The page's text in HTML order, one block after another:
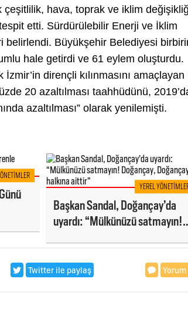
çeşitlilik, hava, toprak ve iklim
etti. Sürdürülebilir Enerji ve İklim
belirlendi. Büyükşehir Belediyesi
hale getirdi ve 61 eylem oluşturdu.
dirençli kılınmasını amaçlayan
20 azaltılması taahhüdünü,
azaltılması” olarak yenilemişti.
YEREL
Başkan Sandal, Doğançay’da
uyardı: “Mülkünüzü satmayın!
Twitter ile paylaş Yorum